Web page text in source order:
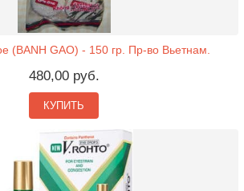
(BANH GAO) - 150 гр. Пр-во Вьетнам.
480,00 руб.
КУПИТЬ